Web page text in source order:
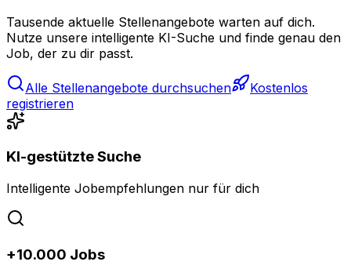
Tausende aktuelle Stellenangebote warten auf dich.
Nutze unsere intelligente KI-Suche und finde genau den
Job, der zu dir passt.
Alle Stellenangebote durchsuchen
Kostenlos
registrieren
KI-gestützte Suche
Intelligente Jobempfehlungen nur für dich
+10.000 Jobs